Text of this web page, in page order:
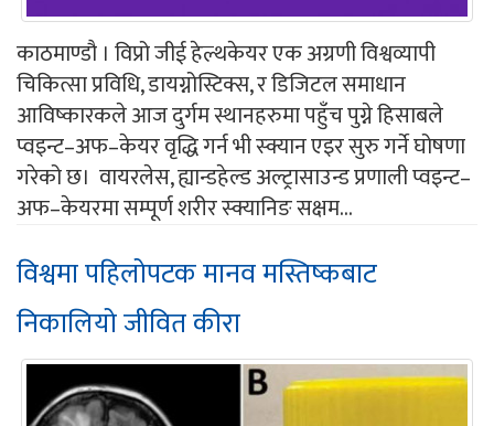
काठमाण्डौ । विप्रो जीई हेल्थकेयर एक अग्रणी विश्वव्यापी
चिकित्सा प्रविधि, डायग्नोस्टिक्स, र डिजिटल समाधान
आविष्कारकले आज दुर्गम स्थानहरुमा पहुँच पुग्ने हिसाबले
प्वइन्ट–अफ–केयर वृद्धि गर्न भी स्क्यान एइर सुरु गर्ने घोषणा
गरेको छ। वायरलेस, ह्यान्डहेल्ड अल्ट्रासाउन्ड प्रणाली प्वइन्ट–
अफ–केयरमा सम्पूर्ण शरीर स्क्यानिङ सक्षम...
विश्वमा पहिलोपटक मानव मस्तिष्कबाट
निकालियो जीवित कीरा